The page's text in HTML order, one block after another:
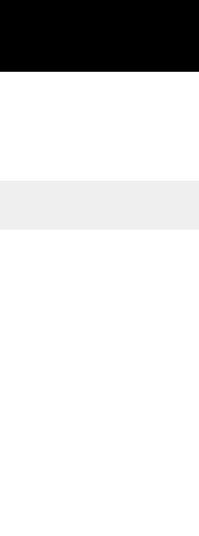
リットーミュー